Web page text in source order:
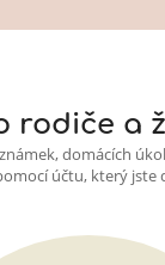
rodiče a
domácích
účtu, který jste